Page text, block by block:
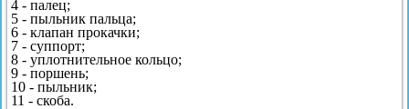
4 - палец;
5 - пыльник пальца;
6 - клапан прокачки;
7 - суппорт;
8 - уплотнительное кольцо;
9 - поршень;
10 - пыльник;
11 - скоба.